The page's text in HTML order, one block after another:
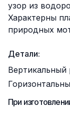
узор из
Характерны
природных
Детали:
Вертикальный
При